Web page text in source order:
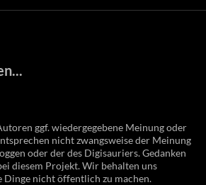
ggf. wiedergegebene Meinung oder
nicht zwangsweise der Meinung
oder der des Digisauriers. Gedanken
diesem Projekt. Wir behalten uns
nicht öffentlich zu machen.